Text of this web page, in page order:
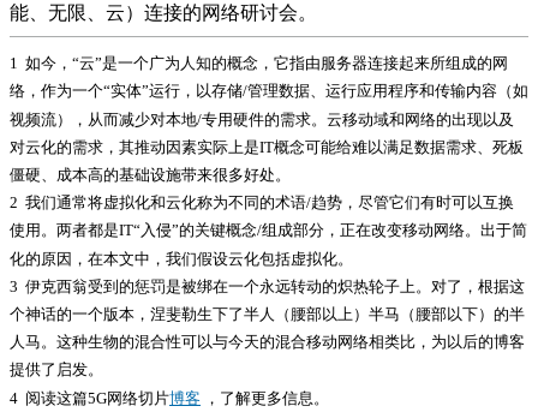
能、无限、云）连接的网络研讨会。
1 如今，“云”是一个广为人知的概念，它指由服务器连接起来所组成的网
络，作为一个“实体”运行，以存储/管理数据、运行应用程序和传输内容（如
视频流），从而减少对本地/专用硬件的需求。云移动域和网络的出现以及
对云化的需求，其推动因素实际上是IT概念可能给难以满足数据需求、死板
僵硬、成本高的基础设施带来很多好处。
2 我们通常将虚拟化和云化称为不同的术语/趋势，尽管它们有时可以互换
使用。两者都是IT“入侵”的关键概念/组成部分，正在改变移动网络。出于简
化的原因，在本文中，我们假设云化包括虚拟化。
3 伊克西翁受到的惩罚是被绑在一个永远转动的炽热轮子上。对了，根据这
个神话的一个版本，涅斐勒生下了半人（腰部以上）半马（腰部以下）的半
人马。这种生物的混合性可以与今天的混合移动网络相类比，为以后的博客
提供了启发。
4 阅读这篇5G网络切片博客 ，了解更多信息。